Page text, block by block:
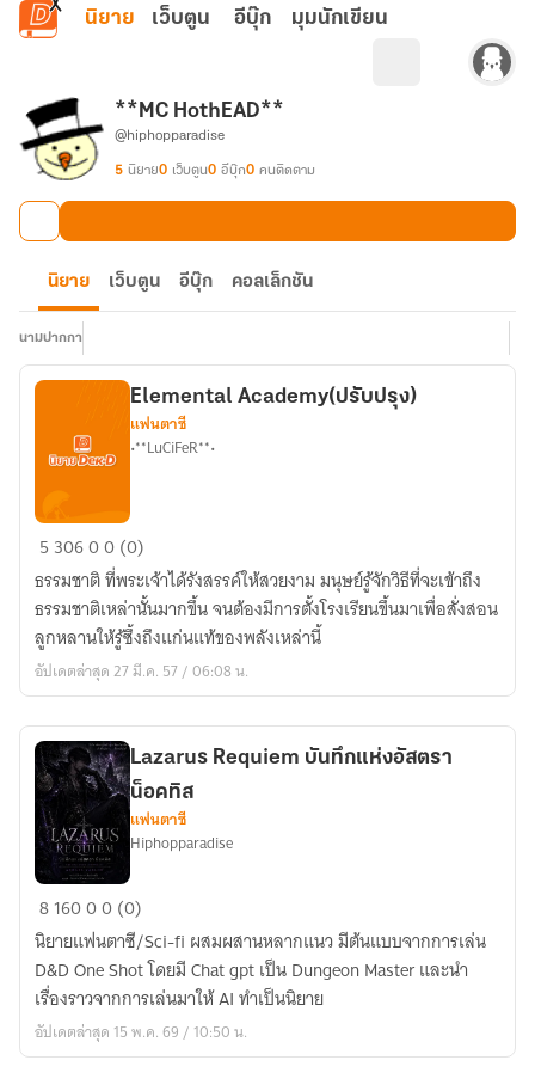
ข้ามไปยังเนื้อหาหลัก
นิยาย เว็บตูน อีบุ๊ก มุมนักเขียน
**MC HothEAD**
@hiphopparadise
5 นิยาย0 เว็บตูน0 อีบุ๊ก0 คนติดตาม
นิยาย เว็บตูน อีบุ๊ก คอลเล็กชัน
นามปากกา
Elemental
Academy(ปรับปรุง)
Elemental Academy(ปรับปรุง)
แฟนตาซี
•**LuCiFeR**•
5 30600 (0)
ธรรมชาติ ที่พระเจ้าได้รังสรรค์ให้สวยงาม มนุษย์รู้จักวิธีที่จะเข้าถึง
ธรรมชาติเหล่านั้นมากขึ้น จนต้องมีการตั้งโรงเรียนขึ้นมาเพื่อสั่งสอน
ลูกหลานให้รู้ซึ้งถึงแก่นแท้ของพลังเหล่านี้
อัปเดตล่าสุด 27 มี.ค. 57 / 06:08 น.
Lazarus
Requiem
บันทึก
แห่ง
อัส
ตรา
Lazarus Requiem บันทึกแห่งอัสตรา
น็อคทิส
แฟนตาซี
Hiphopparadise
816000 (0)
นิยายแฟนตาซี/Sci-fi ผสมผสานหลากแนว มีต้นแบบจากการเล่น
D&D One Shot โดยมี Chat gpt เป็น Dungeon Master และนำ
เรื่องราวจากการเล่นมาให้ AI ทำเป็นนิยาย
อัปเดตล่าสุด 15 พ.ค. 69 / 10:50 น.